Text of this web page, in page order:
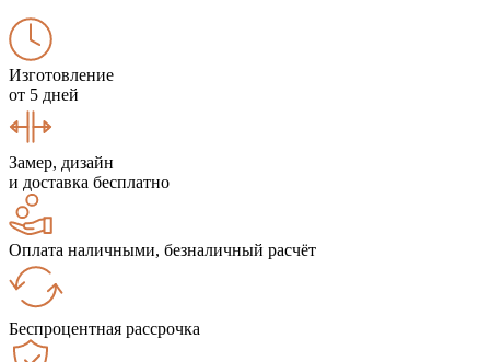
Изготовление
от 5 дней
Замер, дизайн
и доставка бесплатно
Оплата наличными, безналичный расчёт
Беспроцентная рассрочка